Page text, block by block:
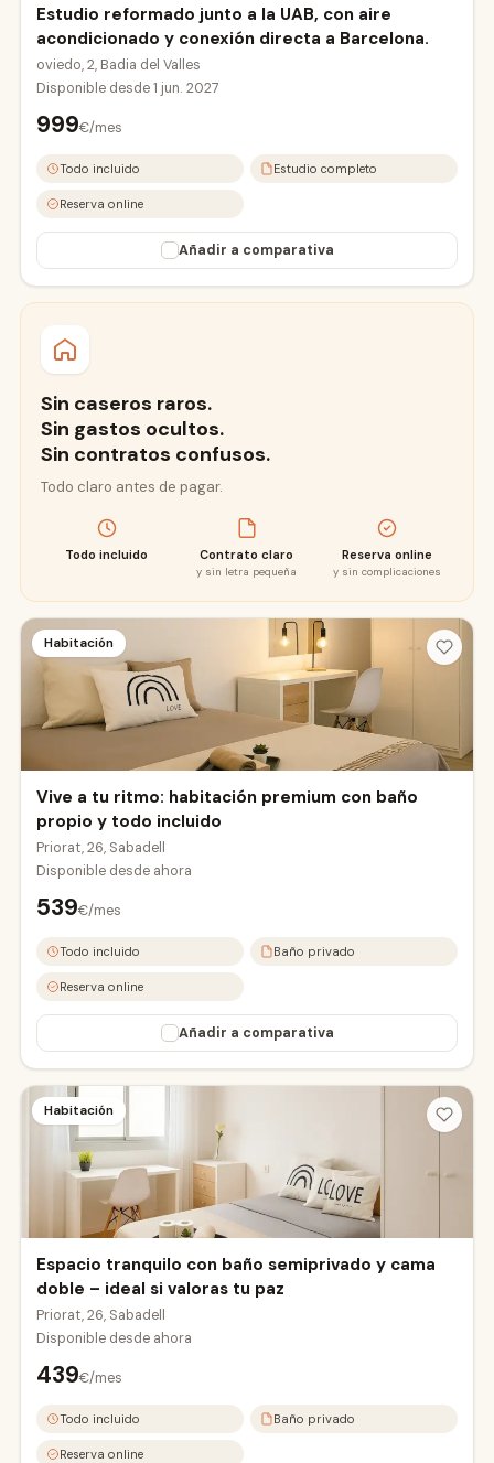
Estudio reformado junto a la UAB, con aire
acondicionado y conexión directa a Barcelona.
oviedo, 2, Badia del Valles
Disponible desde1 jun. 2027
999€/mes
Todo incluido Estudio completo
Reserva online
Añadir a comparativa
Sin caseros raros.
Sin gastos ocultos.
Sin contratos confusos.
Todo claro antes de pagar.
Todo incluido Contrato claro
y sin letra pequeña
Reserva online
y sin complicaciones
Habitación
Vive a tu ritmo: habitación premium con baño
propio y todo incluido
Priorat, 26, Sabadell
Disponible desde ahora
539€/mes
Todo incluido Baño privado
Reserva online
Añadir a comparativa
Habitación
Espacio tranquilo con baño semiprivado y cama
doble – ideal si valoras tu paz
Priorat, 26, Sabadell
Disponible desde ahora
439€/mes
Todo incluido Baño privado
Reserva online